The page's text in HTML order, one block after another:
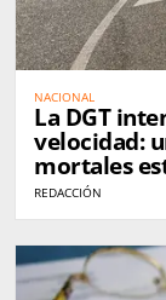
NACIONAL
La DGT
velocidad:
mortales
velocidad
REDACCIÓN